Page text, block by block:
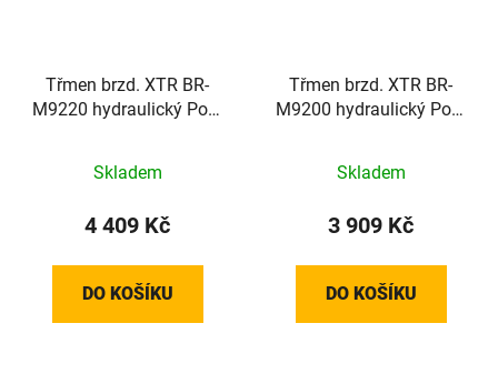
Třmen brzd. XTR BR-
M9220 hydraulický Post
Skladem
4 409 Kč
DO KOŠÍKU
Třmen brzd. XTR BR-
M9200 hydraulický Post
Skladem
3 909 Kč
DO KOŠÍKU